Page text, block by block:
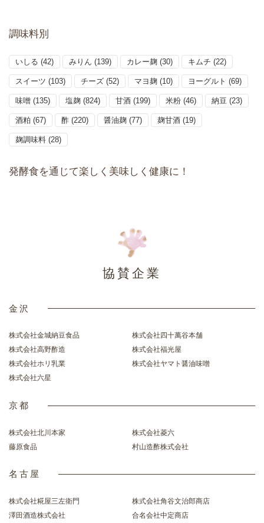
調味料別
いしる (42) みりん (139) カレー麹 (30) キムチ (22)
スイーツ (103) チーズ (52) マヨ麹 (10) ヨーグルト (69)
味噌 (135) 塩麹 (824) 甘酒 (199) 米粉 (46) 納豆 (23)
酒粕 (67) 酢 (220) 醤油麹 (77) 麹甘酒 (19)
麹調味料 (28)
発酵食を通じて楽しく美味しく健康に！
協賛企業
金沢
株式会社金城納豆食品
株式会社四十萬谷本舗
株式会社高野酢造
株式会社福光屋
株式会社ホリ乳業
株式会社ヤマト醤油味噌
株式会社六星
京都
株式会社北川本家
株式会社菱六
藤原食品
村山造酢株式会社
名古屋
株式会社糀屋三左衛門
株式会社角谷文治郎商店
澤田酒造株式会社
合名会社中定商店